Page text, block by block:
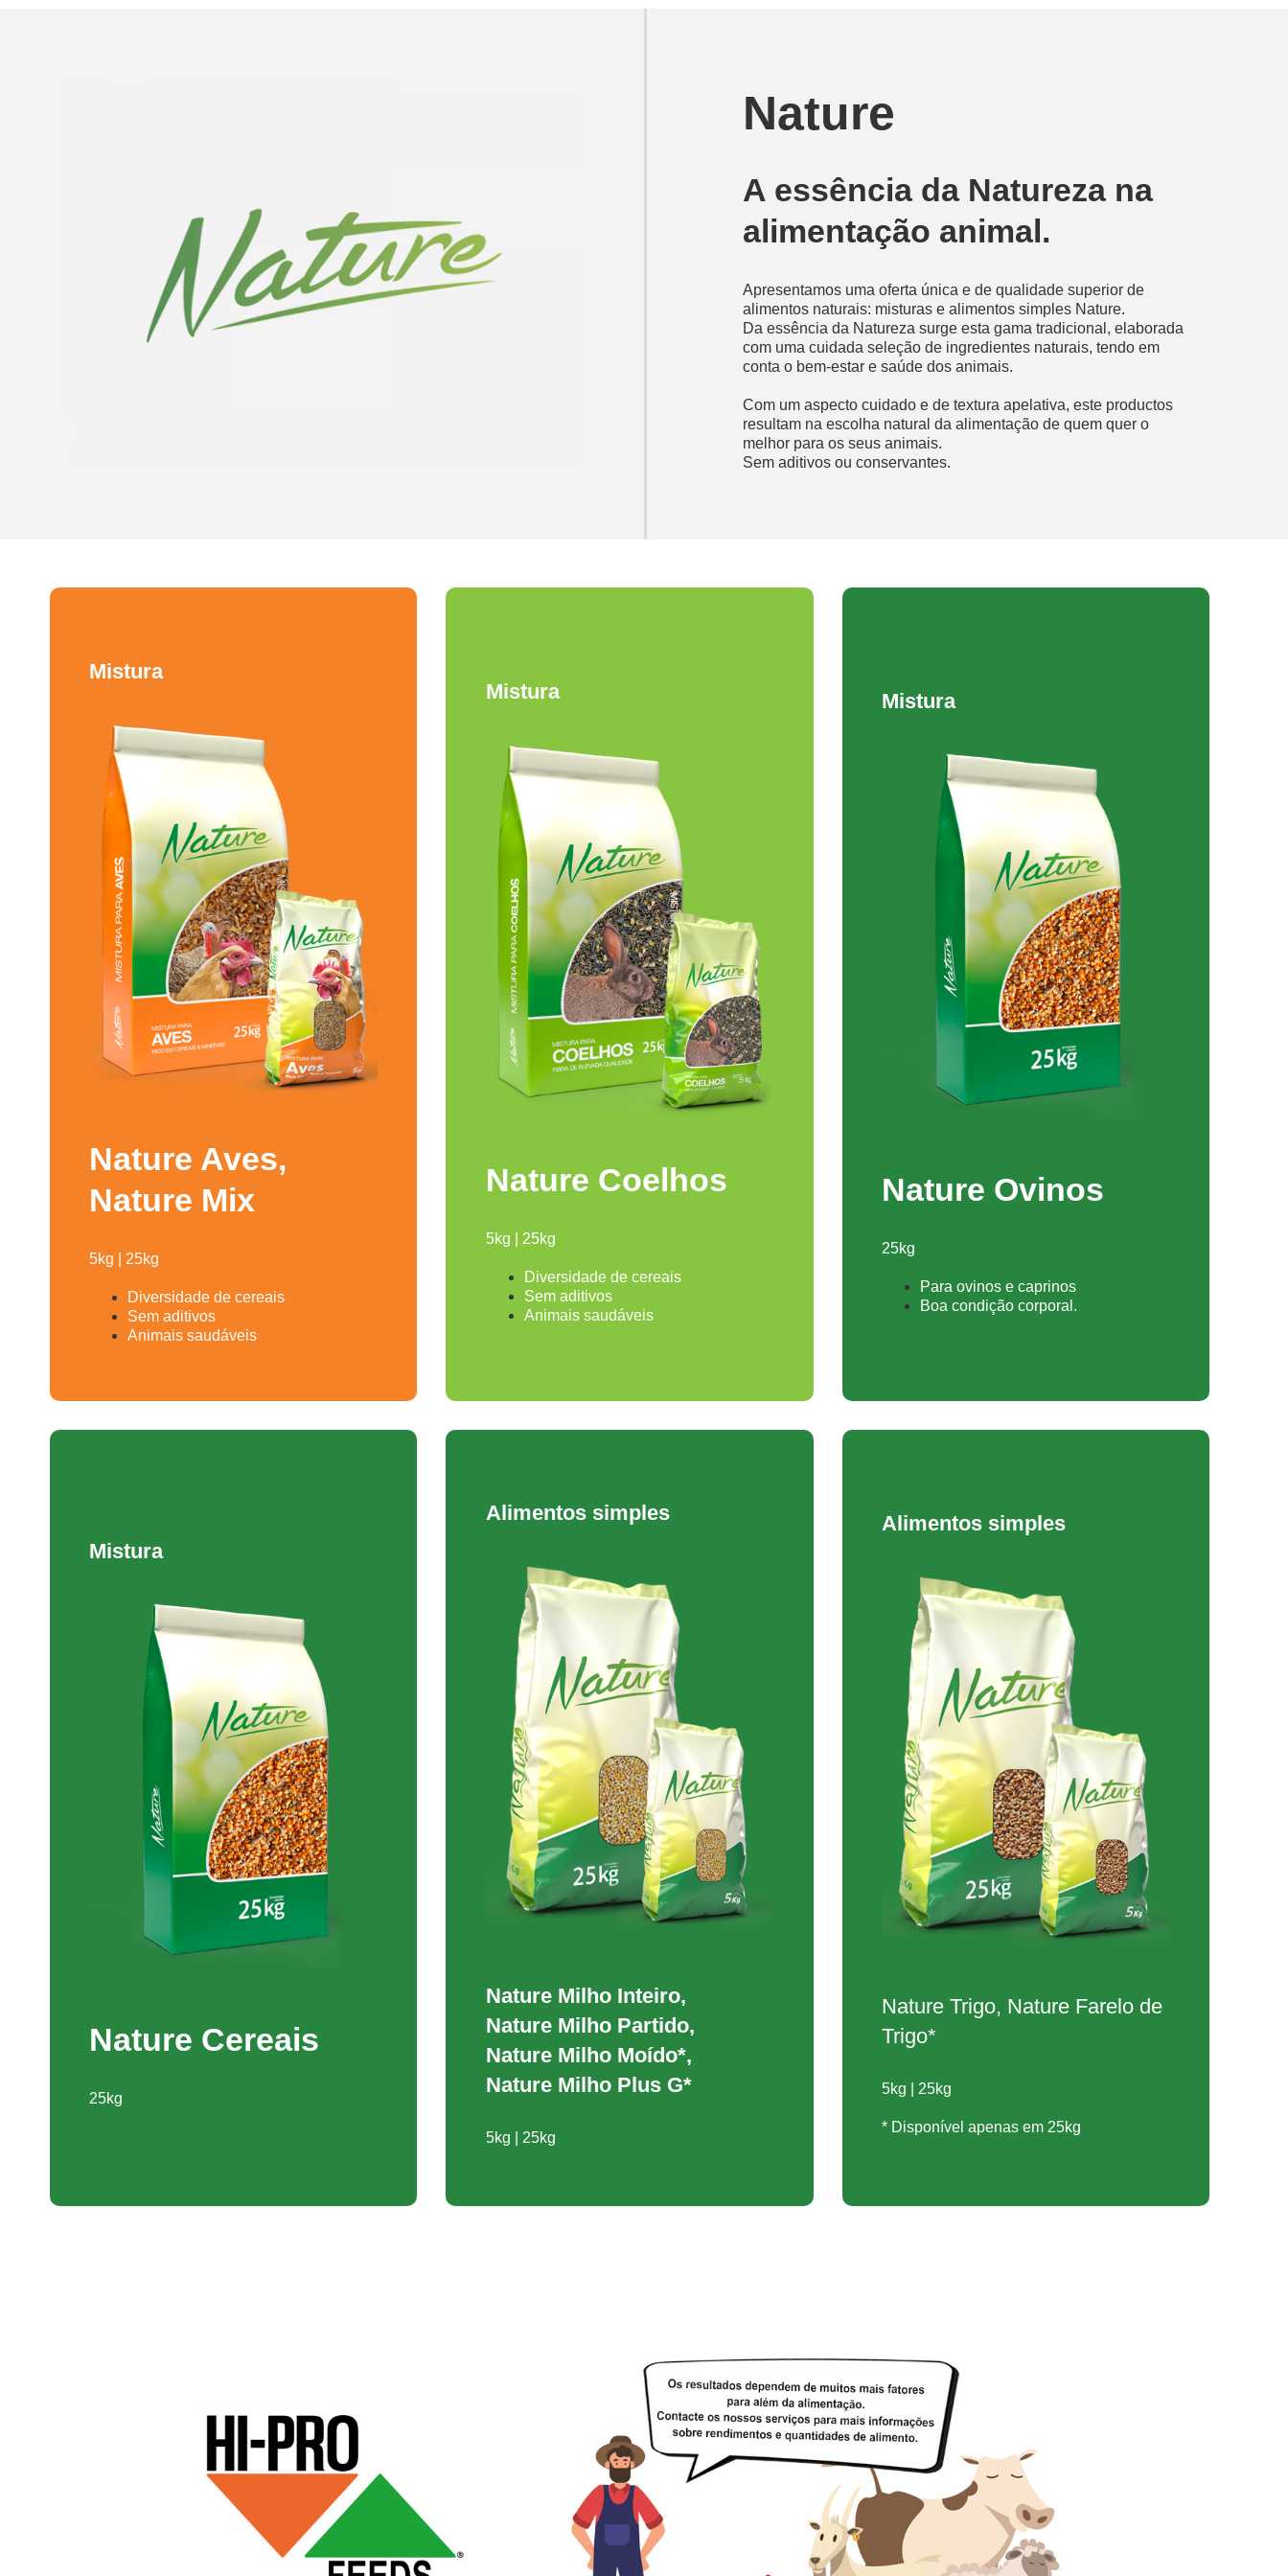
Nature
A essência da Natureza na
alimentação animal.
Apresentamos uma oferta única e de qualidade superior de
alimentos naturais: misturas e alimentos simples Nature.
Da essência da Natureza surge esta gama tradicional, elaborada
com uma cuidada seleção de ingredientes naturais, tendo em
conta o bem-estar e saúde dos animais.
Com um aspecto cuidado e de textura apelativa, este productos
resultam na escolha natural da alimentação de quem quer o
melhor para os seus animais.
Sem aditivos ou conservantes.
Mistura
Nature Aves,
Nature Mix
5kg | 25kg
Diversidade de cereais
Sem aditivos
Animais saudáveis
Mistura
Nature Coelhos
5kg | 25kg
Diversidade de cereais
Sem aditivos
Animais saudáveis
Mistura
Nature Ovinos
25kg
Para ovinos e caprinos
Boa condição corporal.
Mistura
Nature Cereais
25kg
Alimentos simples
Nature Milho Inteiro,
Nature Milho Partido,
Nature Milho Moído*,
Nature Milho Plus G*
5kg | 25kg
Alimentos simples
Nature Trigo, Nature Farelo de
Trigo*
5kg | 25kg
* Disponível apenas em 25kg